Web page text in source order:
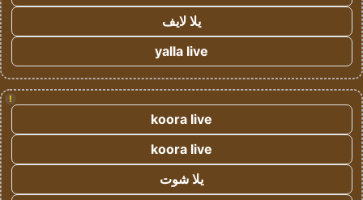
يلا لايف
yalla live
!
koora live
koora live
يلا شوت